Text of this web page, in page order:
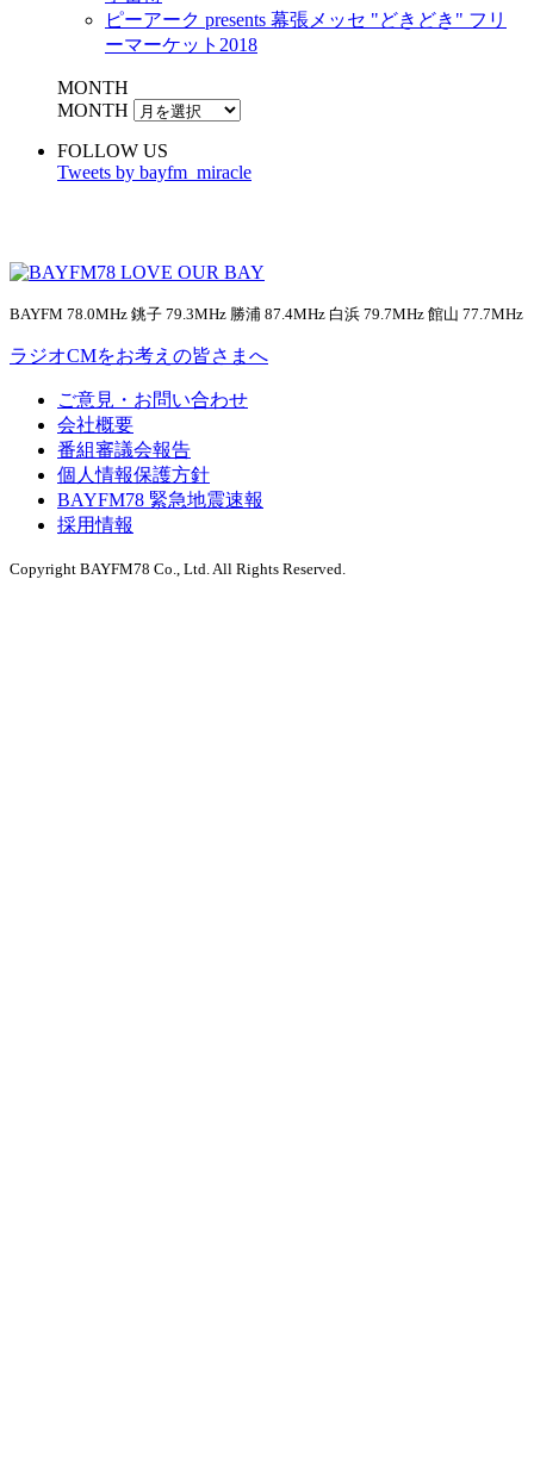
ピーアーク presents 幕張メッセ "どきどき" フリ
ーマーケット2018
MONTH
MONTH
FOLLOW US
Tweets by bayfm_miracle
BAYFM 78.0MHz 銚子 79.3MHz 勝浦 87.4MHz 白浜 79.7MHz 館山 77.7MHz
ラジオCMをお考えの皆さまへ
ご意見・お問い合わせ
会社概要
番組審議会報告
個人情報保護方針
BAYFM78 緊急地震速報
採用情報
Copyright BAYFM78 Co., Ltd. All Rights Reserved.